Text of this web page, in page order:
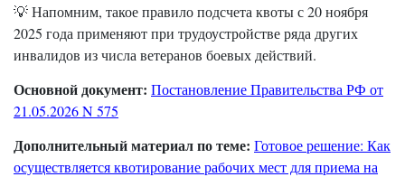
💡 Напомним, такое правило подсчета квоты с 20 ноября
2025 года применяют при трудоустройстве ряда других
инвалидов из числа ветеранов боевых действий.
Основной документ: Постановление Правительства РФ от
21.05.2026 N 575
Дополнительный материал по теме: Готовое решение: Как
осуществляется квотирование рабочих мест для приема на